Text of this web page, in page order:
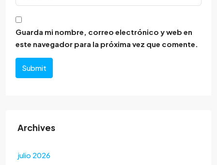
Guarda mi nombre, correo electrónico y web en
este navegador para la próxima vez que comente.
Submit
Archives
julio 2026